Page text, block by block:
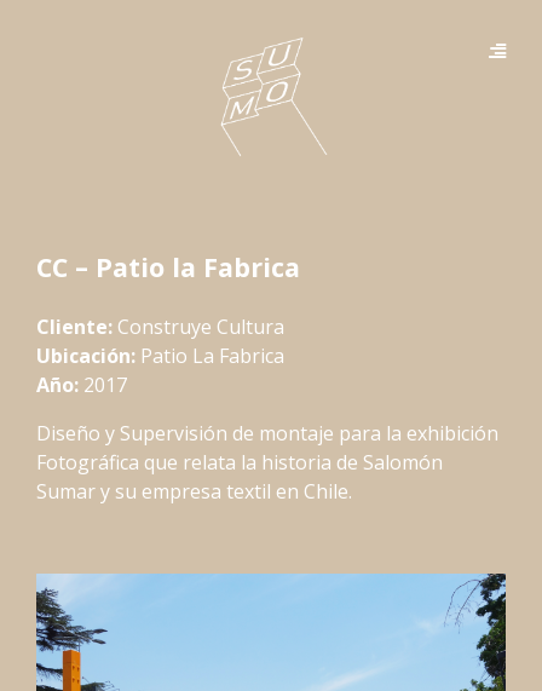
CC – Patio la Fabrica
Cliente: Construye Cultura
Ubicación: Patio La Fabrica
Año: 2017
Diseño y Supervisión de montaje para la exhibición
Fotográfica que relata la historia de Salomón
Sumar y su empresa textil en Chile.